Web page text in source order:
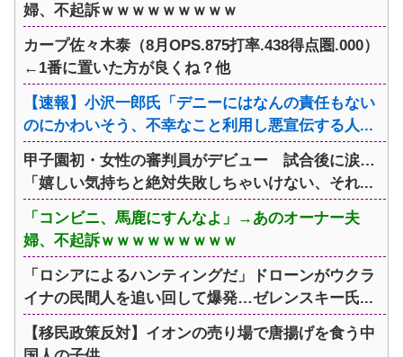
婦、不起訴ｗｗｗｗｗｗｗｗｗ
カープ佐々木泰（8月OPS.875打率.438得点圏.000）
←1番に置いた方が良くね？他
【速報】小沢一郎氏「デニーにはなんの責任もない
のにかわいそう、不幸なこと利用し悪宣伝する人...
甲子園初・女性の審判員がデビュー 試合後に涙…
「嬉しい気持ちと絶対失敗しちゃいけない、それ...
「コンビニ、馬鹿にすんなよ」→あのオーナー夫
婦、不起訴ｗｗｗｗｗｗｗｗｗ
「ロシアによるハンティングだ」ドローンがウクラ
イナの民間人を追い回して爆発…ゼレンスキー氏...
【移民政策反対】イオンの売り場で唐揚げを食う中